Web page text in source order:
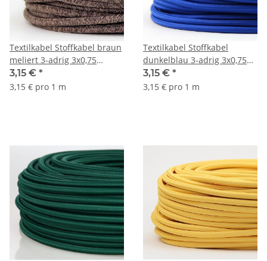
Textilkabel Stoffkabel braun
meliert 3-adrig 3x0,75
Gummischlauchleitung 3G
0,75 H03VV-F
3,15 € *
3,15 € pro 1 m
Textilkabel Stoffkabel
dunkelblau 3-adrig 3x0,75
Gummischlauchleitung 3G
0,75 H03VV-F
3,15 € *
3,15 € pro 1 m